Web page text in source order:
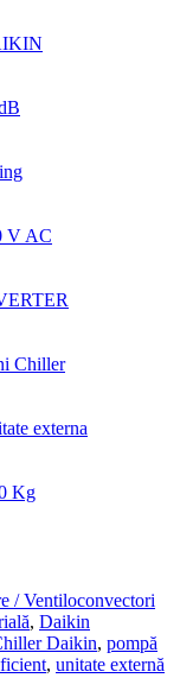
V AC
Chiller
externa
Kg
/ Ventiloconvectori
, Daikin
Daikin, pompă
, unitate externă